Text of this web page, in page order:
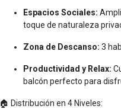
Espacios Sociales:
toque de naturaleza
Zona de Descanso: 3
Productividad y Relax:
balcón perfecto para
🏠 Distribución en 4 Niveles: